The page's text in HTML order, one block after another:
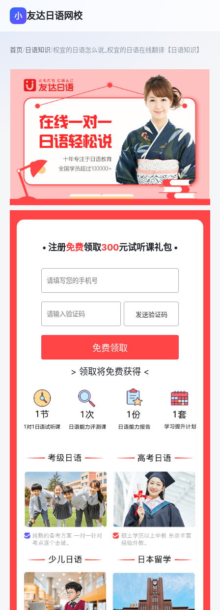
小 友达日语网校
首页/日语知识/权宜的日语怎么说_权宜的日语在线翻译【日语知识】
• 注册免费领取300元试听课礼包 •
发送验证码
免费领取
> 领取将免费获得 <